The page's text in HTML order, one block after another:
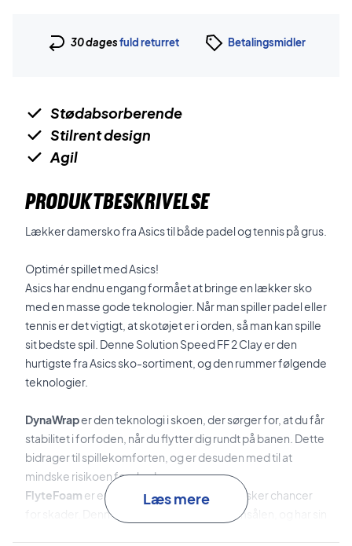
30 dagesfuld returret Betalingsmidler
Stødabsorberende
Stilrent design
Agil
PRODUKTBESKRIVELSE
Lækker damersko fra Asics til både padel og tennis på grus.
Optimér spillet med Asics!
Asics har endnu engang formået at bringe en lækker sko
med en masse gode teknologier. Når man spiller padel eller
tennis er det vigtigt, at skotøjet er i orden, så man kan spille
sit bedste spil. Denne Solution Speed FF 2 Clay er den
hurtigste fra Asics sko-sortiment, og den rummer følgende
teknologier.
DynaWraper den teknologi i skoen, der sørger for, at du får
stabilitet i forfoden, når du flytter dig rundt på banen. Dette
bidrager til spillekomforten, og er desuden med til at
mindske risikoen for skader.
FlyteFoam er en anden teknologi, der mindsker chancer
for skader. Denne teknologi findes i mellemsålen, og har sin
Læs mere